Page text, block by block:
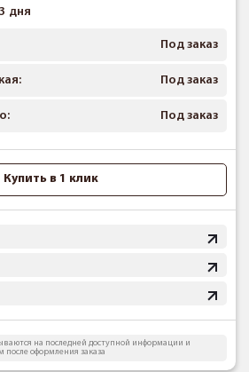
дня
Под заказ
Под заказ
Под заказ
Купить в 1 клик
на последней доступной информации и
оформления заказа